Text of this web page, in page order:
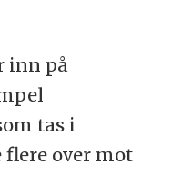
inn på
tas i
over mot